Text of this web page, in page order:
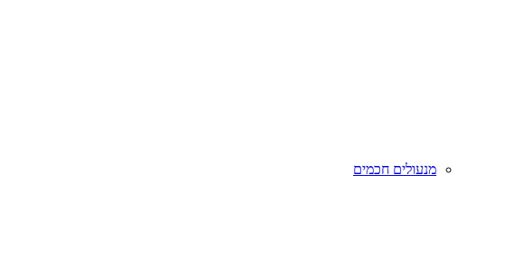
מנעולים חכמים